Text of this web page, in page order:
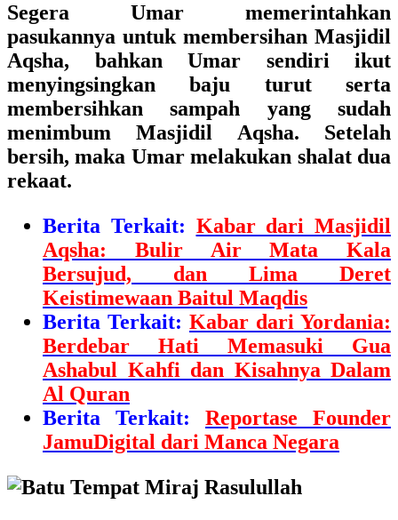
Segera Umar memerintahkan
pasukannya untuk membersihan Masjidil
Aqsha, bahkan Umar sendiri ikut
menyingsingkan baju turut serta
membersihkan sampah yang sudah
menimbum Masjidil Aqsha. Setelah
bersih, maka Umar melakukan shalat dua
rekaat.
Berita Terkait: Kabar dari Masjidil
Aqsha: Bulir Air Mata Kala
Bersujud, dan Lima Deret
Keistimewaan Baitul Maqdis
Berita Terkait: Kabar dari Yordania:
Berdebar Hati Memasuki Gua
Ashabul Kahfi dan Kisahnya Dalam
Al Quran
Berita Terkait: Reportase Founder
JamuDigital dari Manca Negara